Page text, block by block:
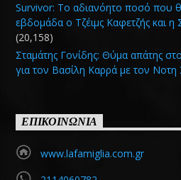
Survivor: Το αδιανόητο ποσό που
εβδομάδα ο Τζέιμς Καφετζής και
(20,158)
Σταμάτης Γονίδης: Θύμα απάτης
για τον Βασίλη Καρρά με τον Νοτη
ΕΠΙΚΟΙΝΩΝΙΑ
www.lafamiglia.com.gr